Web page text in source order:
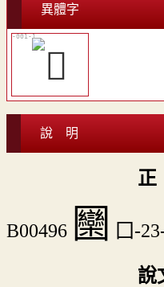
異體字
說 明
B00496 圞 囗-
說